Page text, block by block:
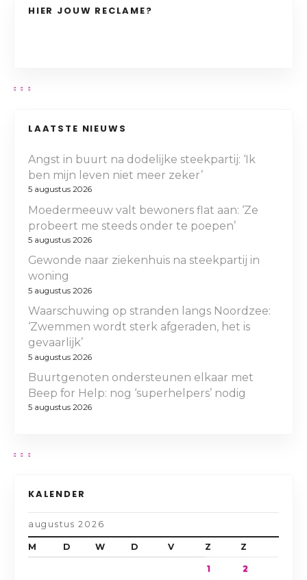
HIER JOUW RECLAME?
LAATSTE NIEUWS
Angst in buurt na dodelijke steekpartij: ‘Ik
ben mijn leven niet meer zeker’
5 augustus 2026
Moedermeeuw valt bewoners flat aan: ‘Ze
probeert me steeds onder te poepen’
5 augustus 2026
Gewonde naar ziekenhuis na steekpartij in
woning
5 augustus 2026
Waarschuwing op stranden langs Noordzee:
‘Zwemmen wordt sterk afgeraden, het is
gevaarlijk’
5 augustus 2026
Buurtgenoten ondersteunen elkaar met
Beep for Help: nog ‘superhelpers’ nodig
5 augustus 2026
KALENDER
augustus 2026
M D W D V Z Z
1
2